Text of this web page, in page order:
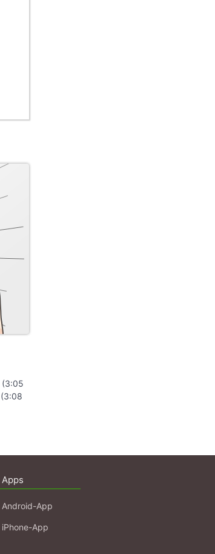
(3:05
(3:08
Apps
Android-App
iPhone-App